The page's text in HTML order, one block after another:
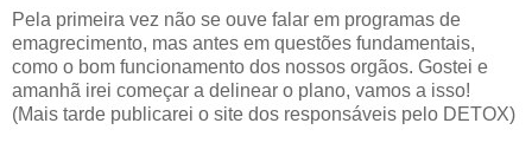
Pela primeira vez não se ouve falar em programas de
emagrecimento, mas antes em questões fundamentais,
como o bom funcionamento dos nossos orgãos. Gostei e
amanhã irei começar a delinear o plano, vamos a isso!
(Mais tarde publicarei o site dos responsáveis pelo DETOX)